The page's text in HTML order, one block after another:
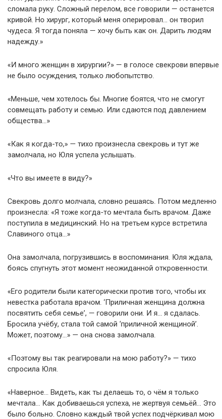
сломала руку. Сложный перелом, все говорили — останется
кривой. Но хирург, который меня оперировал… он творил
чудеса. Я тогда поняла — хочу быть как он. Дарить людям
надежду.»
«И много женщин в хирургии?» — в голосе свекрови впервые
не было осуждения, только любопытство.
«Меньше, чем хотелось бы. Многие боятся, что не смогут
совмещать работу и семью. Или сдаются под давлением
общества…»
«Как я когда-то,» — тихо произнесла свекровь и тут же
замолчала, но Юля успела услышать.
«Что вы имеете в виду?»
Свекровь долго молчала, словно решаясь. Потом медленно
произнесла: «Я тоже когда-то мечтала быть врачом. Даже
поступила в медицинский. Но на третьем курсе встретила
Славиного отца…»
Она замолчала, погрузившись в воспоминания. Юля ждала,
боясь спугнуть этот момент неожиданной откровенности.
«Его родители были категорически против того, чтобы их
невестка работала врачом. ‘Приличная женщина должна
посвятить себя семье’, — говорили они. И я… я сдалась.
Бросила учёбу, стала той самой ‘приличной женщиной’.
Может, поэтому…» — она снова замолчала.
«Поэтому вы так реагировали на мою работу?» — тихо
спросила Юля.
«Наверное… Видеть, как ты делаешь то, о чём я только
мечтала… Как добиваешься успеха, не жертвуя семьёй… Это
было больно. Словно каждый твой успех подчёркивал мою